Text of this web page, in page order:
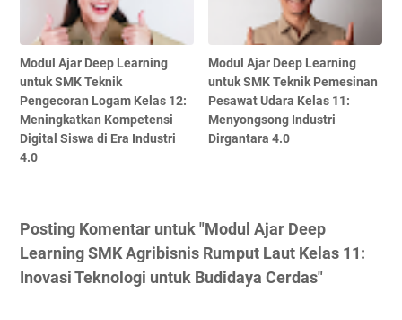
Modul Ajar Deep Learning
untuk SMK Teknik
Pengecoran Logam Kelas 12:
Meningkatkan Kompetensi
Digital Siswa di Era Industri
4.0
Modul Ajar Deep Learning
untuk SMK Teknik Pemesinan
Pesawat Udara Kelas 11:
Menyongsong Industri
Dirgantara 4.0
Posting Komentar untuk "Modul Ajar Deep
Learning SMK Agribisnis Rumput Laut Kelas 11:
Inovasi Teknologi untuk Budidaya Cerdas"